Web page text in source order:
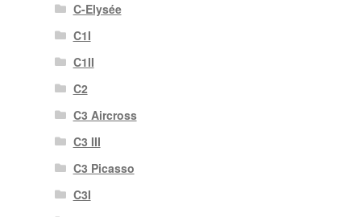
C-Elysée
C1I
C1II
C2
C3 Aircross
C3 III
C3 Picasso
C3I